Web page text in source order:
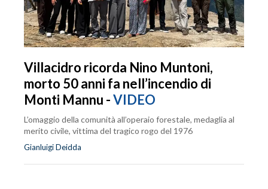
Villacidro ricorda Nino Muntoni,
morto 50 anni fa nell’incendio di
Monti Mannu -VIDEO
L’omaggio della comunità all’operaio forestale, medaglia al
merito civile, vittima del tragico rogo del 1976
Gianluigi Deidda